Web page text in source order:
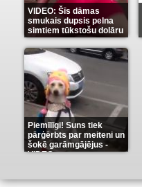
VIDEO: Šīs dāmas
smukais dupsis pelna
simtiem tūkstošu dolāru
(9)
Piemīlīgi! Suns tiek
pārģērbts par meiteni un
šokē garāmgājējus -
VIDEO(8)